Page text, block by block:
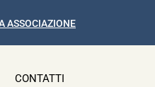
ASSOCIAZIONE
CONTATTI